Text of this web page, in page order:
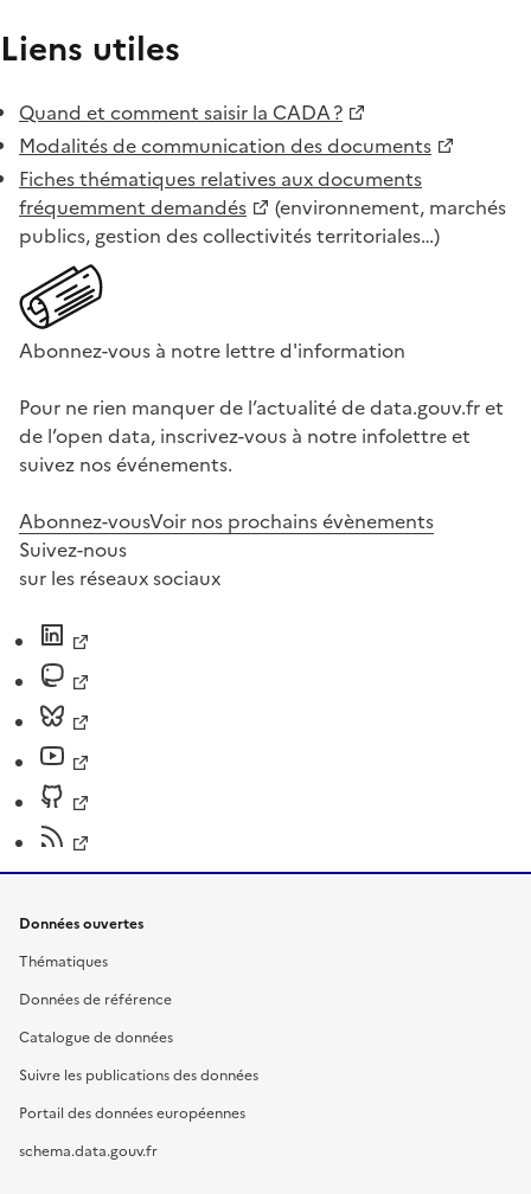
Liens utiles
Quand et comment saisir la CADA ?
Modalités de communication des documents
Fiches thématiques relatives aux documents
fréquemment demandés
(environnement, marchés
publics, gestion des collectivités territoriales…)
Abonnez-vous à notre lettre d'information
Pour ne rien manquer de l’actualité de data.gouv.fr et
de l’open data, inscrivez-vous à notre infolettre et
suivez nos événements.
Abonnez-vousVoir nos prochains évènements
Suivez-nous
sur les réseaux sociaux
Données ouvertes
Thématiques
Données de référence
Catalogue de données
Suivre les publications des données
Portail des données européennes
schema.data.gouv.fr